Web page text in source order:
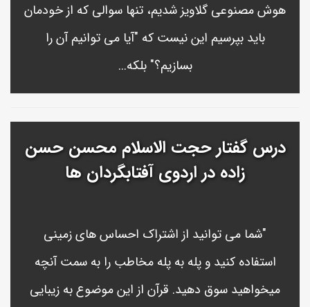
هوش مصنوعی گلاویز شدیم، تنها سوالی که از خودمان
باید بپرسیم این نیست که "آیا می توانیم آن را
بسازیم؟" بلکه...
درس گفتار حجت الاسلام محسن حسن
زاده در اردوی آفتابگردان ها
"شما می توانید از اشتراک احساس های زمینی
استفاده کنید و پله به پله مخاطب را به سمت آنچه
میخواهید سوق دهید. قرآن از این موضوع به زیبایی